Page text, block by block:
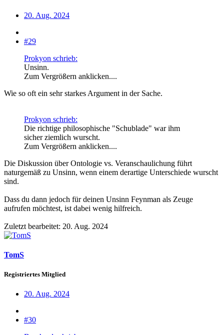
20. Aug. 2024
#29
Prokyon schrieb:
Unsinn.
Zum Vergrößern anklicken....
Wie so oft ein sehr starkes Argument in der Sache.
Prokyon schrieb:
Die richtige philosophische "Schublade" war ihm
sicher ziemlich wurscht.
Zum Vergrößern anklicken....
Die Diskussion über Ontologie vs. Veranschaulichung führt
naturgemäß zu Unsinn, wenn einem derartige Unterschiede wurscht
sind.
Dass du dann jedoch für deinen Unsinn Feynman als Zeuge
aufrufen möchtest, ist dabei wenig hilfreich.
Zuletzt bearbeitet: 20. Aug. 2024
TomS
Registriertes Mitglied
20. Aug. 2024
#30